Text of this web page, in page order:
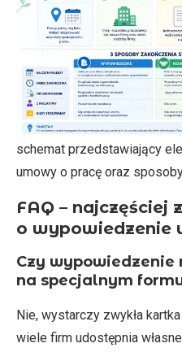
schemat przedstawiający
umowy o pracę oraz
FAQ – najczęściej
o wypowiedzenie
Czy wypowiedzenie
na specjalnym
Nie, wystarczy zwykła
wiele firm udostępnia